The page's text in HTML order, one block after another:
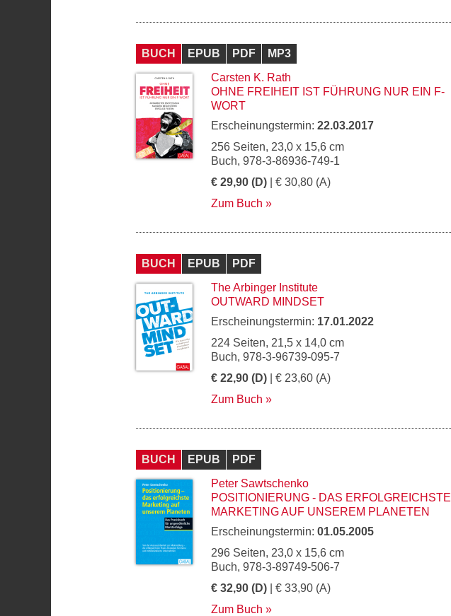
BUCH EPUB PDF
MP3
Carsten K. Rath
OHNE FREIHEIT IST FÜHRUNG NUR EIN F-
WORT
Erscheinungstermin: 22.03.2017
256 Seiten, 23,0 x 15,6 cm
Buch, 978-3-86936-749-1
€ 29,90 (D) | € 30,80 (A)
Zum Buch
BUCH EPUB
PDF
The Arbinger Institute
OUTWARD MINDSET
Erscheinungstermin: 17.01.2022
224 Seiten, 21,5 x 14,0 cm
Buch, 978-3-96739-095-7
€ 22,90 (D) | € 23,60 (A)
Zum Buch
BUCH EPUB
PDF
Peter Sawtschenko
POSITIONIERUNG - DAS ERFOLGREICHSTE
MARKETING AUF UNSEREM PLANETEN
Erscheinungstermin: 01.05.2005
296 Seiten, 23,0 x 15,6 cm
Buch, 978-3-89749-506-7
€ 32,90 (D) | € 33,90 (A)
Zum Buch